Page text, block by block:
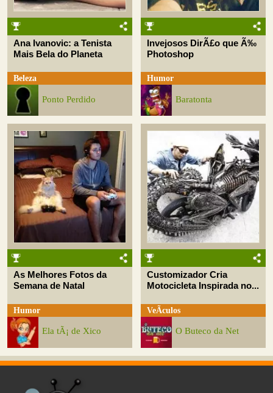
Ana Ivanovic: a Tenista
Mais Bela do Planeta
Beleza
Ponto Perdido
Invejosos DirÃ£o que Ã‰
Photoshop
Humor
Baratonta
As Melhores Fotos da
Semana de Natal
Humor
Ela tÃ¡ de Xico
Customizador Cria
Motocicleta Inspirada no...
VeÃ­culos
O Buteco da Net